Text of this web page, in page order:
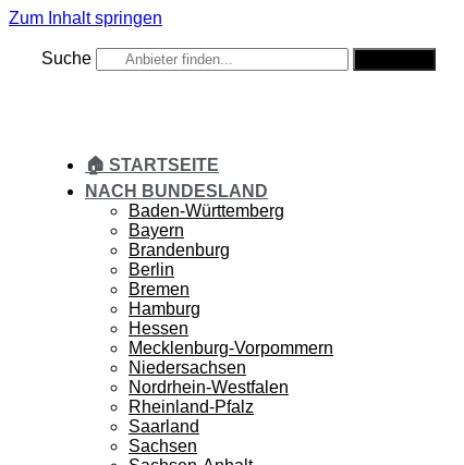
Zum Inhalt springen
Suche
🏠 STARTSEITE
NACH BUNDESLAND
Baden-Württemberg
Bayern
Brandenburg
Berlin
Bremen
Hamburg
Hessen
Mecklenburg-Vorpommern
Niedersachsen
Nordrhein-Westfalen
Rheinland-Pfalz
Saarland
Sachsen